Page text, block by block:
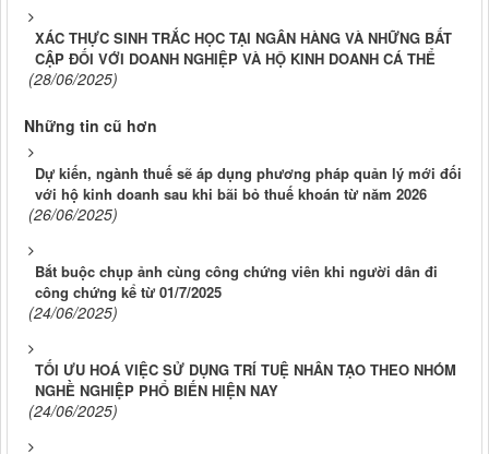
XÁC THỰC SINH TRẮC HỌC TẠI NGÂN HÀNG VÀ NHỮNG BẤT
CẬP ĐỐI VỚI DOANH NGHIỆP VÀ HỘ KINH DOANH CÁ THỂ
(28/06/2025)
Những tin cũ hơn
Dự kiến, ngành thuế sẽ áp dụng phương pháp quản lý mới đối
với hộ kinh doanh sau khi bãi bỏ thuế khoán từ năm 2026
(26/06/2025)
Bắt buộc chụp ảnh cùng công chứng viên khi người dân đi
công chứng kể từ 01/7/2025
(24/06/2025)
TỐI ƯU HOÁ VIỆC SỬ DỤNG TRÍ TUỆ NHÂN TẠO THEO NHÓM
NGHỀ NGHIỆP PHỔ BIẾN HIỆN NAY
(24/06/2025)